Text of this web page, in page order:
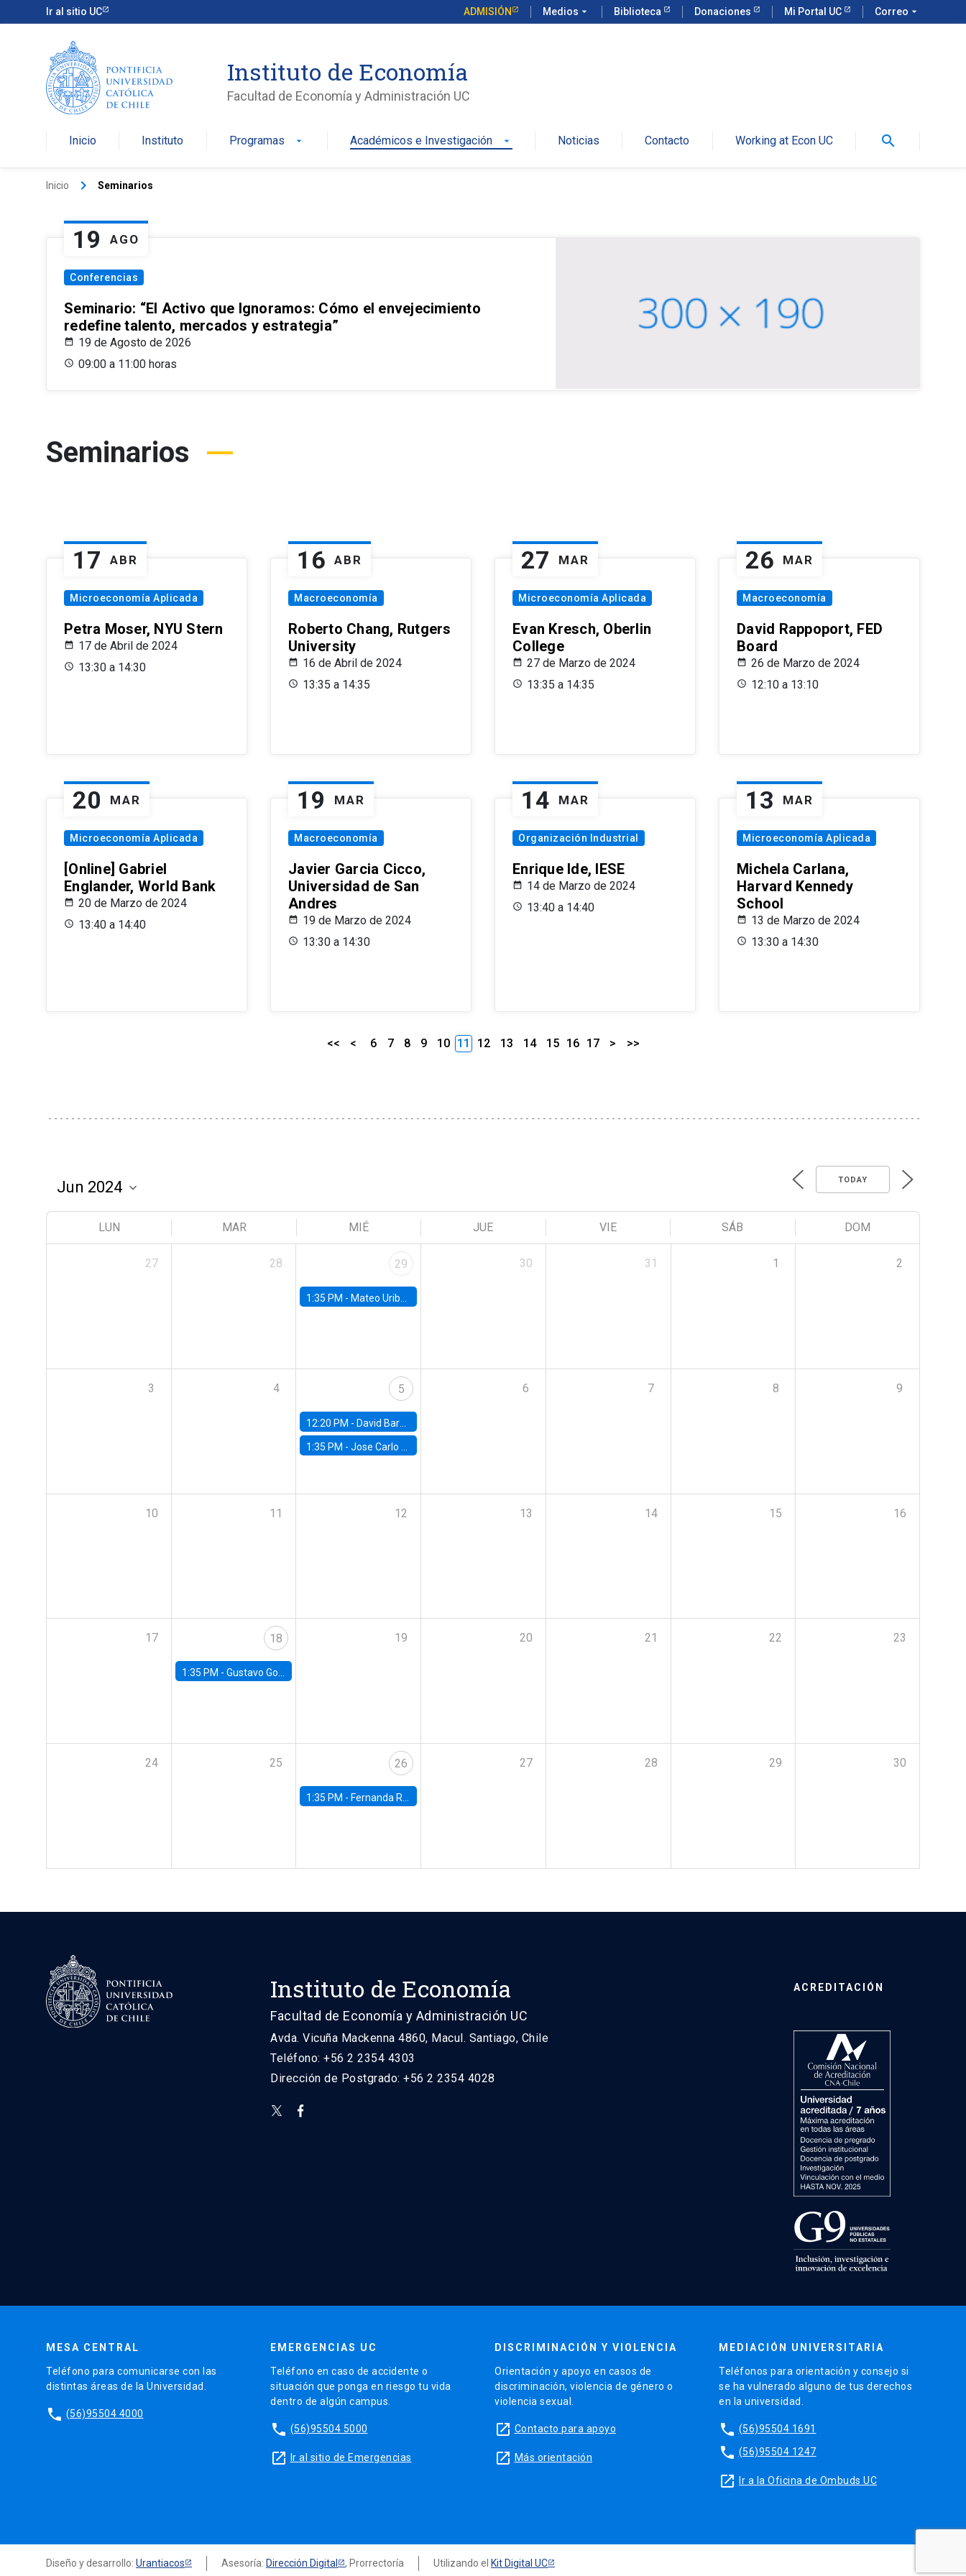
Ir al sitio UC ADMISIÓN Medios arrow_drop_down Biblioteca Donaciones Mi Portal UC Correo arrow_drop_down
Instituto de Economía
Facultad de Economía y Administración UC
Inicio Instituto Programas arrow_drop_down Académicos e Investigación arrow_drop_down Noticias Contacto Working at Econ UC search
Inicio keyboard_arrow_right Seminarios
19 AGO
Conferencias
Seminario: “El Activo que Ignoramos: Cómo el envejecimiento
redefine talento, mercados y estrategia”
19 de Agosto de 2026
09:00 a 11:00 horas
Seminarios
17 ABR
Microeconomía Aplicada
Petra Moser, NYU Stern
17 de Abril de 2024
13:30 a 14:30
16 ABR
Macroeconomía
Roberto Chang, Rutgers
University
16 de Abril de 2024
13:35 a 14:35
27 MAR
Microeconomía Aplicada
Evan Kresch, Oberlin
College
27 de Marzo de 2024
13:35 a 14:35
26 MAR
Macroeconomía
David Rappoport, FED
Board
26 de Marzo de 2024
12:10 a 13:10
20 MAR
Microeconomía Aplicada
[Online] Gabriel
Englander, World Bank
20 de Marzo de 2024
13:40 a 14:40
19 MAR
Macroeconomía
Javier Garcia Cicco,
Universidad de San
Andres
19 de Marzo de 2024
13:30 a 14:30
14 MAR
Organización Industrial
Enrique Ide, IESE
14 de Marzo de 2024
13:40 a 14:40
13 MAR
Microeconomía Aplicada
Michela Carlana,
Harvard Kennedy
School
13 de Marzo de 2024
13:30 a 14:30
<< < 6 7 8 9 10 11 12 13 14 15 16 17 > >>
TODAY
LUN MAR MIÉ JUE VIE SÁB DOM
27 28 29
1:35 PM - Mateo Uribe-Castro, Universidad de los Andes (Colombia)
30 31 1 2
3 4 5
12:20 PM - David Bardey, Universidad de los Andes - CEDE
1:35 PM -Jose Carlo Bermudez, UC (ME) & World Bank
6 7 8 9
10 11 12 13 14 15 16
17 18
1:35 PM - Gustavo González, Banco Central de Chile
19 20 21 22 23
24 25 26
1:35 PM - Fernanda Rojas Ampuero, University of Wisconsin-Madison
27 28 29 30
Instituto de Economía
Facultad de Economía y Administración UC
Avda. Vicuña Mackenna 4860, Macul. Santiago, Chile
Teléfono: +56 2 2354 4303
Dirección de Postgrado: +56 2 2354 4028
ACREDITACIÓN
MESA CENTRAL
Teléfono para comunicarse con las
distintas áreas de la Universidad.
phone (56)95504 4000
EMERGENCIAS UC
Teléfono en caso de accidente o
situación que ponga en riesgo tu vida
dentro de algún campus.
phone (56)95504 5000
launch Ir al sitio de Emergencias
DISCRIMINACIÓN Y VIOLENCIA
Orientación y apoyo en casos de
discriminación, violencia de género o
violencia sexual.
launch Contacto para apoyo
launch Más orientación
MEDIACIÓN UNIVERSITARIA
Teléfonos para orientación y consejo si
se ha vulnerado alguno de tus derechos
en la universidad.
phone (56)95504 1691
phone (56)95504 1247
launch Ir a la Oficina de Ombuds UC
Diseño y desarrollo: Urantiacos Asesoría: Dirección Digital , Prorrectoría Utilizando el Kit Digital UC